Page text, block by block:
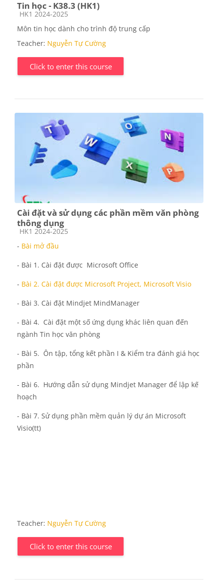
Tin học - K38.3 (HK1)
Course category
HK1 2024-2025
Môn tin học dành cho trình độ trung cấp
Teacher: Nguyễn Tự Cường
Click to enter this course
Cài đặt và sử dụng các phần mềm văn phòng
thông dụng
Course category
HK1 2024-2025
- Bài mở đầu
- Bài 1. Cài đặt được Microsoft Office
- Bài 2. Cài đặt được Microsoft Project, Microsoft Visio
- Bài 3. Cài đặt Mindjet MindManager
- Bài 4. Cài đặt một số ứng dụng khác liên quan đến
ngành Tin học văn phòng
- Bài 5. Ôn tập, tổng kết phần I & Kiểm tra đánh giá học
phần
- Bài 6. Hướng dẫn sử dụng Mindjet Manager để lập kế
hoạch
- Bài 7. Sử dụng phần mềm quản lý dự án Microsoft
Visio(tt)
Teacher: Nguyễn Tự Cường
Click to enter this course